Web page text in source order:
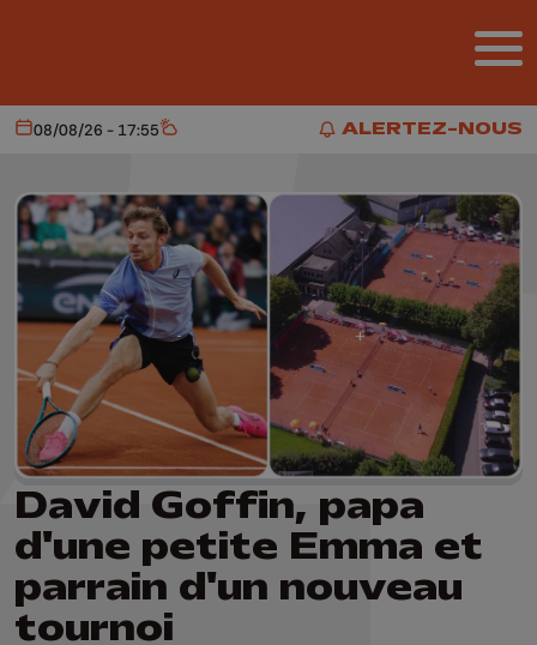
ALERTEZ-NOUS
ALERTEZ-NOUS
Aujourd'hui
08/08/26 - 17:55 Météo
David Goffin, papa
d'une petite Emma et
parrain d'un nouveau
tournoi